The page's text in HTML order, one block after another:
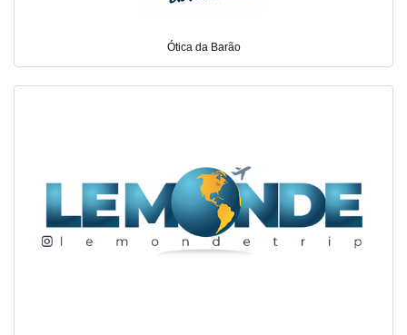
Ótica da Barão